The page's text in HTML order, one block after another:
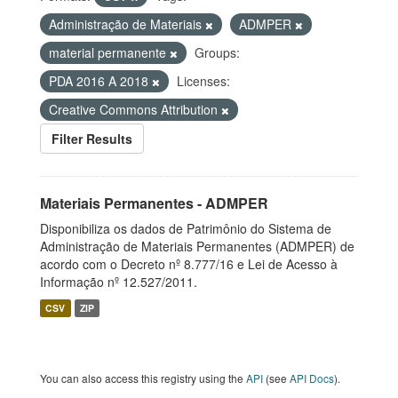
Administração de Materiais
ADMPER
material permanente
Groups:
PDA 2016 A 2018
Licenses:
Creative Commons Attribution
Filter Results
Materiais Permanentes - ADMPER
Disponibiliza os dados de Patrimônio do Sistema de
Administração de Materiais Permanentes (ADMPER) de
acordo com o Decreto nº 8.777/16 e Lei de Acesso à
Informação nº 12.527/2011.
CSV ZIP
You can also access this registry using the API (see API Docs).